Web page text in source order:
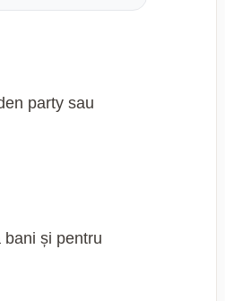
party sau
și pentru